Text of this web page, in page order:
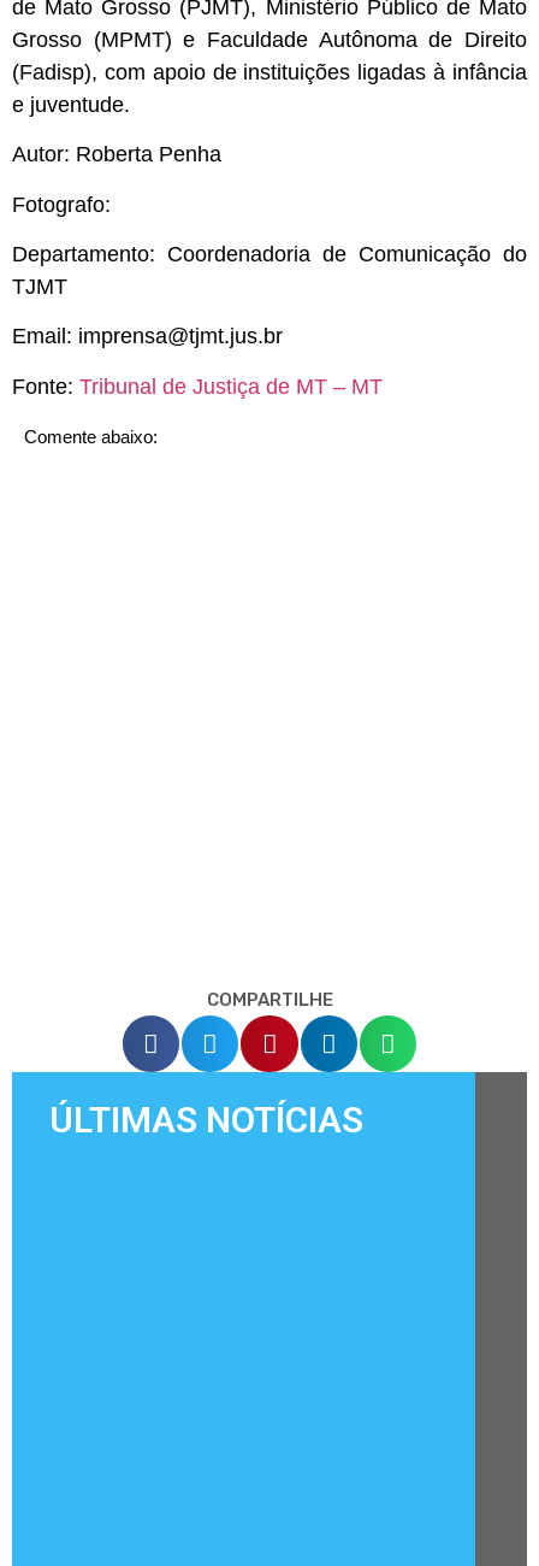
de Mato Grosso (PJMT), Ministério Público de Mato
Grosso (MPMT) e Faculdade Autônoma de Direito
(Fadisp), com apoio de instituições ligadas à infância
e juventude.
Autor: Roberta Penha
Fotografo:
Departamento: Coordenadoria de Comunicação do
TJMT
Email: imprensa@tjmt.jus.br
Fonte: Tribunal de Justiça de MT – MT
Comente abaixo:
COMPARTILHE
ÚLTIMAS NOTÍCIAS